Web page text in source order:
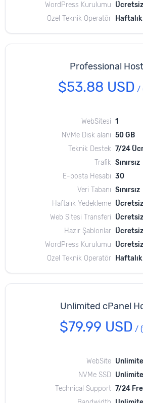
WordPress Kurulumu
Ücretsiz
Özel Teknik Operatör
Professional
$53.88 USD /
WebSitesi 1
NVMe Disk alanı 50 GB
Teknik Destek 7/24
Trafik Sınırsız
E-posta Hesabı 30
Veri Tabanı Sınırsız
Haftalık Yedekleme Ücretsiz
Web Sitesi Transferi
Ücretsiz
Hazır Şablonlar Ücretsiz
WordPress Kurulumu
Ücretsiz
Özel Teknik Operatör
Unlimited cPanel
$79.99 USD /
WebSite
NVMe SSD
Technical Support 7/24